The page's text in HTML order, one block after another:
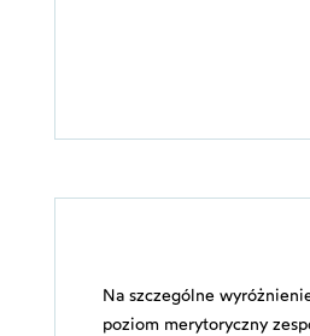
Na szczególne
poziom merytoryczny